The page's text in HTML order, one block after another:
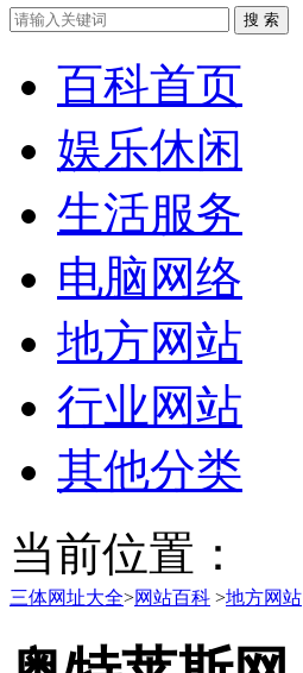
搜 索
百科首页
娱乐休闲
生活服务
电脑网络
地方网站
行业网站
其他分类
当前位置：
三体网址大全>网站百科 >地方网站